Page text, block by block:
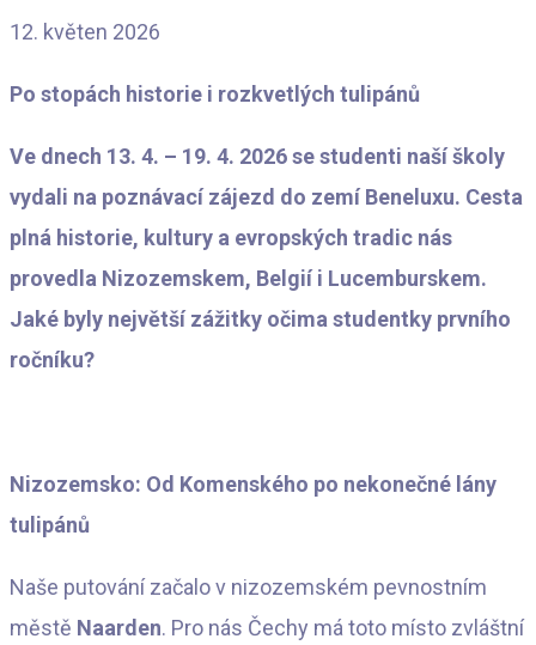
12. květen 2026
Po stopách historie i rozkvetlých tulipánů
Ve dnech 13. 4. – 19. 4. 2026 se studenti naší školy
vydali na poznávací zájezd do zemí Beneluxu. Cesta
plná historie, kultury a evropských tradic nás
provedla Nizozemskem, Belgií i Lucemburskem.
Jaké byly největší zážitky očima studentky prvního
ročníku?
Nizozemsko: Od Komenského po nekonečné lány
tulipánů
Naše putování začalo v nizozemském pevnostním
městě Naarden. Pro nás Čechy má toto místo zvláštní